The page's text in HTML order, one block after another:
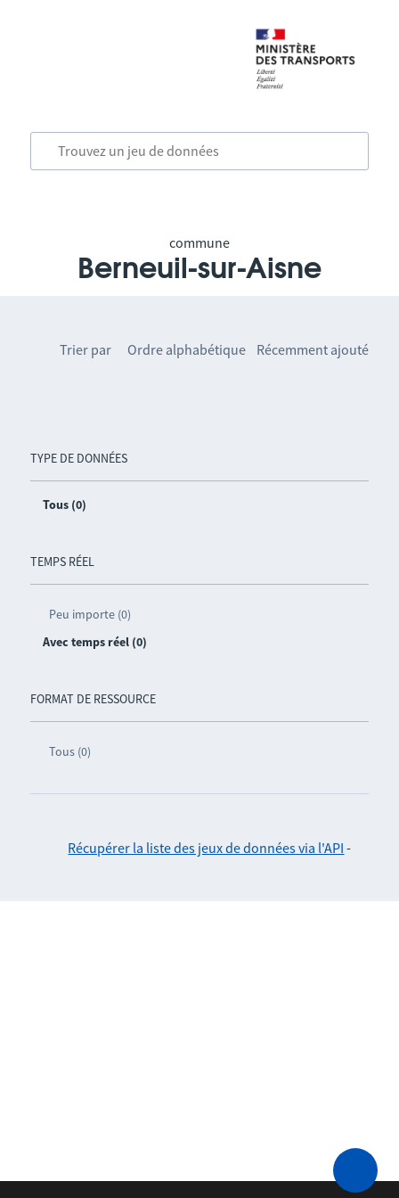
commune
Berneuil-sur-Aisne
TYPE DE DONNÉES
Tous (0)
TEMPS RÉEL
Peu importe (0)
Avec temps réel (0)
FORMAT DE RESSOURCE
Tous (0)
Trier par Ordre alphabétique Récemment ajouté
Récupérer la liste des jeux de données via l'API -